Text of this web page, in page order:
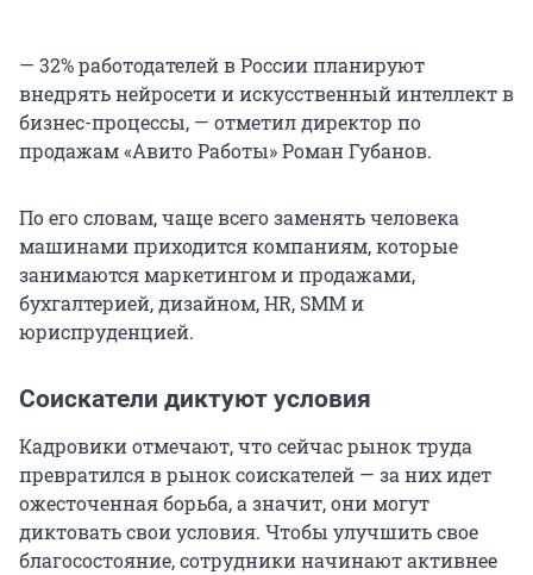
— 32% работодателей в России планируют
внедрять нейросети и искусственный интеллект в
бизнес-процессы, — отметил директор по
продажам «Авито Работы» Роман Губанов.
По его словам, чаще всего заменять человека
машинами приходится компаниям, которые
занимаются маркетингом и продажами,
бухгалтерией, дизайном, HR, SMM и
юриспруденцией.
Соискатели диктуют условия
Кадровики отмечают, что сейчас рынок труда
превратился в рынок соискателей — за них идет
ожесточенная борьба, а значит, они могут
диктовать свои условия. Чтобы улучшить свое
благосостояние, сотрудники начинают активнее